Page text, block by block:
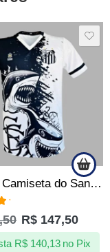
Camisa Camiseta do Santos – Peixe Devorador – Produto Oficial
R$ 147,50
R$140,13 no Pix